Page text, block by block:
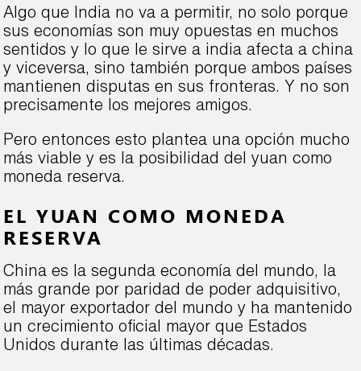
Algo que India no va a permitir, no solo porque
sus economías son muy opuestas en muchos
sentidos y lo que le sirve a india afecta a china
y viceversa, sino también porque ambos países
mantienen disputas en sus fronteras. Y no son
precisamente los mejores amigos.
Pero entonces esto plantea una opción mucho
más viable y es la posibilidad del yuan como
moneda reserva.
EL YUAN COMO MONEDA
RESERVA
China es la segunda economía del mundo, la
más grande por paridad de poder adquisitivo,
el mayor exportador del mundo y ha mantenido
un crecimiento oficial mayor que Estados
Unidos durante las últimas décadas.